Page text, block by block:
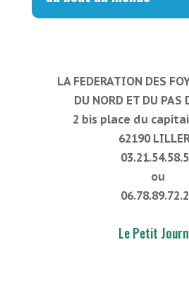
LA FEDERATION DES
DU NORD ET DU PAS
2 bis place du
62190
ou
Le Petit